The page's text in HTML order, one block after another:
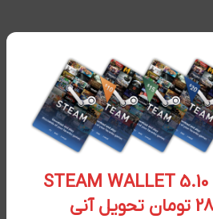
STEAM WALLET